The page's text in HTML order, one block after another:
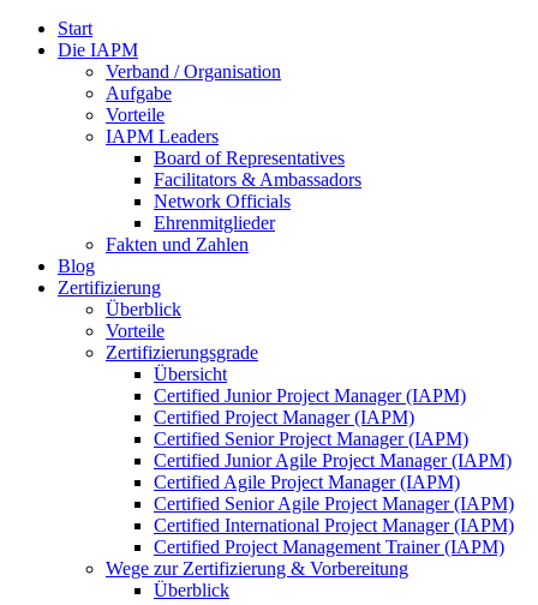
Start
Die IAPM
Verband / Organisation
Aufgabe
Vorteile
IAPM Leaders
Board of Representatives
Facilitators & Ambassadors
Network Officials
Ehrenmitglieder
Fakten und Zahlen
Blog
Zertifizierung
Überblick
Vorteile
Zertifizierungsgrade
Übersicht
Certified Junior Project Manager (IAPM)
Certified Project Manager (IAPM)
Certified Senior Project Manager (IAPM)
Certified Junior Agile Project Manager (IAPM)
Certified Agile Project Manager (IAPM)
Certified Senior Agile Project Manager (IAPM)
Certified International Project Manager (IAPM)
Certified Project Management Trainer (IAPM)
Wege zur Zertifizierung & Vorbereitung
Überblick